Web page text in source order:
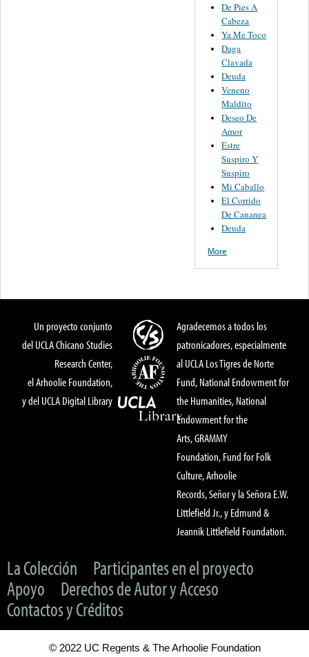
De Pies A
Cabeza
Ya Me Toco
Daga
Clavada
Deuda
Veneno
Maldito
Deseo De
Amor
Estre
Suspiro Y
Suspiro
Mi Caballo
El Corrido
De Cananea
Deuda
More
Un proyecto conjunto
del UCLA Chicano Studies
Research Center,
el Arhoolie Foundation,
y del UCLA Digital Library
Agradecemos a todos los
patronicadores, especialmente
al UCLA Los Tigres de Norte
Fund, National Endowment for
the Humanities, National
Endowment for the
Arts, GRAMMY
Foundation, Fund for Folk
Culture, Arhoolie
Records, Señor y la Señora E.W.
Littlefield Jr., y Edmund &
Jeannik Littlefield Foundation.
La Colección
Participantes en el proyecto
Apoyo
Derechos de Autor y Acceso
Contactos y Créditos
© 2022 UC Regents & The Arhoolie Foundation